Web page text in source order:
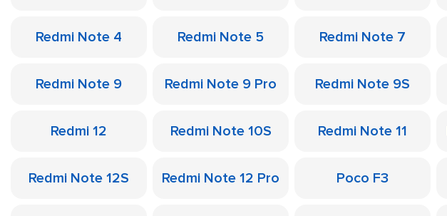
Redmi Note 4 Redmi Note 5 Redmi Note 7
Redmi Note 9 Redmi Note 9 Pro Redmi Note 9S
Redmi 12 Redmi Note 10S Redmi Note 11
Redmi Note 12S Redmi Note 12 Pro Poco F3